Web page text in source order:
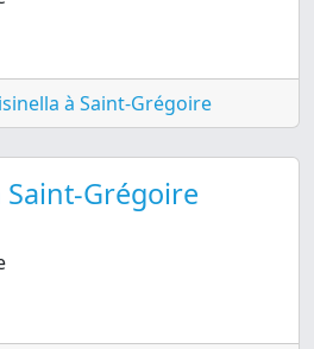
à Saint-Grégoire
Saint-Grégoire